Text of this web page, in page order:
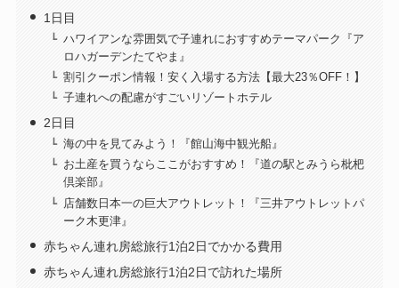
1日目
ハワイアンな雰囲気で子連れにおすすめテーマパーク『ア
ロハガーデンたてやま』
割引クーポン情報！安く入場する方法【最大23％OFF！】
子連れへの配慮がすごいリゾートホテル
2日目
海の中を見てみよう！『館山海中観光船』
お土産を買うならここがおすすめ！『道の駅とみうら枇杷
倶楽部』
店舗数日本一の巨大アウトレット！『三井アウトレットパ
ーク木更津』
赤ちゃん連れ房総旅行1泊2日でかかる費用
赤ちゃん連れ房総旅行1泊2日で訪れた場所